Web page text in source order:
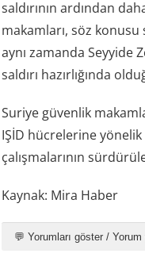
saldırının ardından
makamları, söz konusu
aynı zamanda Seyyide
saldırı hazırlığında
Suriye güvenlik
IŞİD hücrelerine
çalışmalarının
Kaynak: Mira Haber
💬 Yorumları göster / Yorum